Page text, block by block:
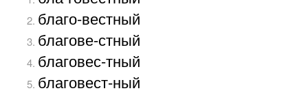
благо-вестный
благове-стный
благовес-тный
благовест-ный